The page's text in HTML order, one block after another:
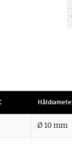
Ø 10 mm